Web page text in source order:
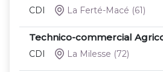
CDI La Ferté-Macé (61)
Technico-commercial
CDI La Milesse (72)